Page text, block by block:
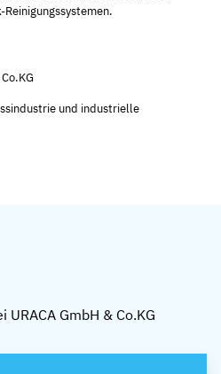
und industrielle
GmbH & Co.KG